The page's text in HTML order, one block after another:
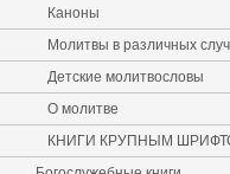
Каноны
Молитвы в различных
Детские молитвословы
О молитве
КНИГИ КРУПНЫМ